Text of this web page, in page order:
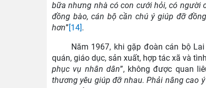
bữa nhưng nhà có con cưới hỏi, có người
đồng bào, cán bộ cần chú ý giúp đỡ
hơn”[14].
Năm 1967, khi gặp đoàn cán bộ
quán, giáo dục, sản xuất, hợp tác xã và
phục vụ nhân dân”, không được quan
thương yêu giúp đỡ nhau. Phải nâng cao